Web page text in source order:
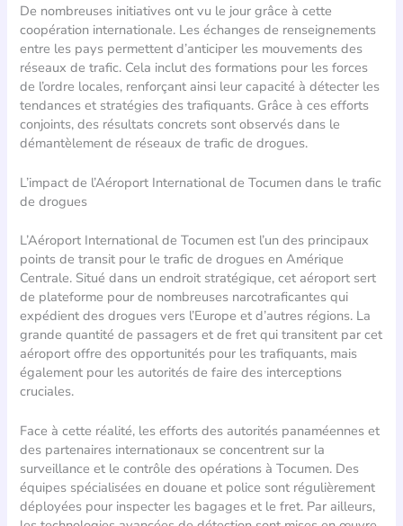
De nombreuses initiatives ont vu le jour grâce à cette
coopération internationale. Les échanges de renseignements
entre les pays permettent d’anticiper les mouvements des
réseaux de trafic. Cela inclut des formations pour les forces
de l’ordre locales, renforçant ainsi leur capacité à détecter les
tendances et stratégies des trafiquants. Grâce à ces efforts
conjoints, des résultats concrets sont observés dans le
démantèlement de réseaux de trafic de drogues.
L’impact de l’Aéroport International de Tocumen dans le trafic
de drogues
L’Aéroport International de Tocumen est l’un des principaux
points de transit pour le trafic de drogues en Amérique
Centrale. Situé dans un endroit stratégique, cet aéroport sert
de plateforme pour de nombreuses narcotraficantes qui
expédient des drogues vers l’Europe et d’autres régions. La
grande quantité de passagers et de fret qui transitent par cet
aéroport offre des opportunités pour les trafiquants, mais
également pour les autorités de faire des interceptions
cruciales.
Face à cette réalité, les efforts des autorités panaméennes et
des partenaires internationaux se concentrent sur la
surveillance et le contrôle des opérations à Tocumen. Des
équipes spécialisées en douane et police sont régulièrement
déployées pour inspecter les bagages et le fret. Par ailleurs,